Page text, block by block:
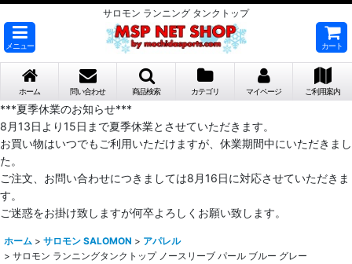
サロモン ランニング タンクトップ
メニュー カート
ホーム 問い合わせ 商品検索 カテゴリ マイページ ご利用案内
***夏季休業のお知らせ***
8月13日より15日まで夏季休業とさせていただきます。
お買い物はいつでもご利用いただけますが、休業期間中にいただきまし
た。
ご注文、お問い合わせにつきましては8月16日に対応させていただきま
す。
ご迷惑をお掛け致しますが何卒よろしくお願い致します。
ホーム > サロモン SALOMON > アパレル
> サロモン ランニングタンクトップ ノースリーブ パール ブルー グレー